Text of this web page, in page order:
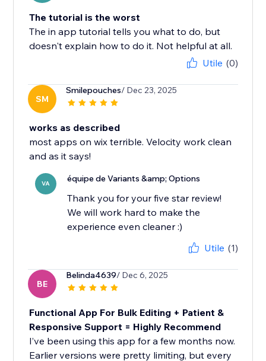
The tutorial is the worst
The in app tutorial tells you what to do, but
doesn't explain how to do it. Not helpful at all.
Utile (0)
SM
Smilepouches/ Dec 23, 2025
works as described
most apps on wix terrible. Velocity work clean
and as it says!
VA équipe de Variants &amp; Options
Thank you for your five star review!
We will work hard to make the
experience even cleaner :)
Utile (1)
BE
Belinda4639/ Dec 6, 2025
Functional App For Bulk Editing + Patient &
Responsive Support = Highly Recommend
I’ve been using this app for a few months now.
Earlier versions were pretty limiting, but every